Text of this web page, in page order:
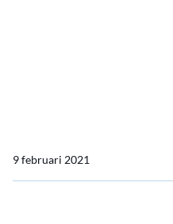
9 februari 2021